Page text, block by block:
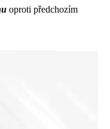
oproti předchozím